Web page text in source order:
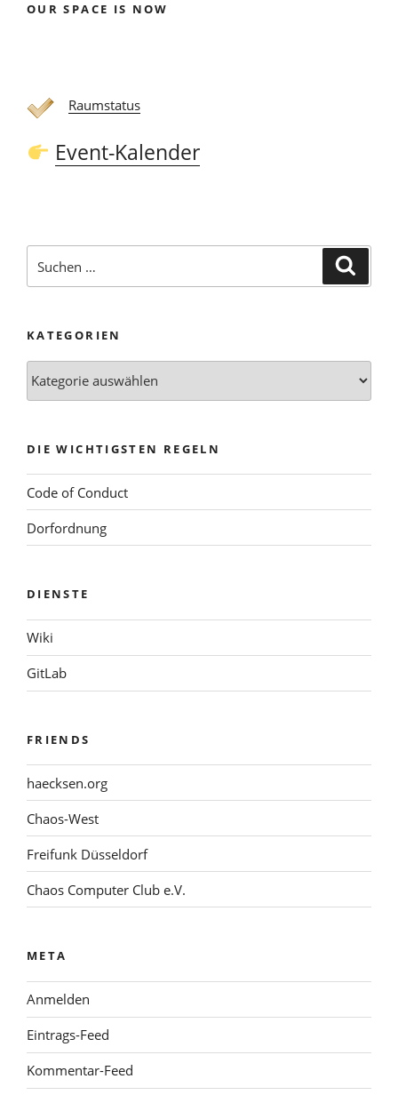
OUR SPACE IS NOW
Raumstatus
Event-Kalender
nach:
KATEGORIEN
DIE WICHTIGSTEN REGELN
Code of Conduct
Dorfordnung
DIENSTE
Wiki
GitLab
FRIENDS
haecksen.org
Chaos-West
Freifunk Düsseldorf
Chaos Computer Club e.V.
META
Anmelden
Eintrags-Feed
Kommentar-Feed